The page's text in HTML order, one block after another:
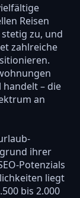
Reisen
zu, und
zahlreiche
– die
an
ihrer
Potenzials
liegt
bis 2.000